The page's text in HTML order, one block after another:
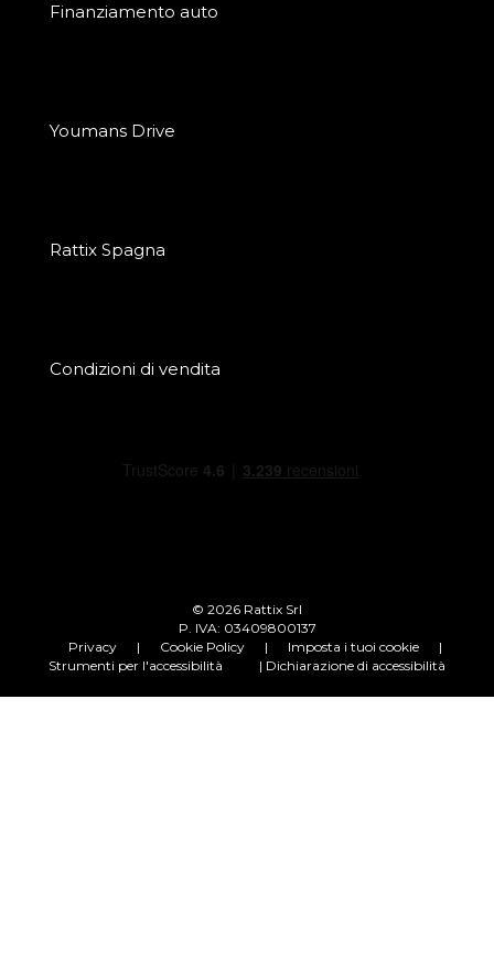
Finanziamento auto
Youmans Drive
Rattix Spagna
Condizioni di vendita
© 2026 Rattix Srl
P. IVA: 03409800137
Privacy
| Cookie Policy | Imposta i tuoi cookie
|
Strumenti per l'accessibilità
| Dichiarazione di accessibilità